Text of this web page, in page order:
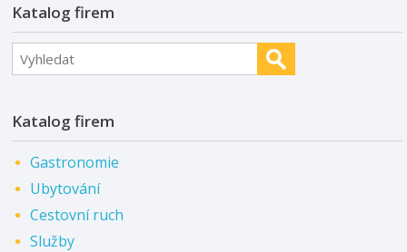
Katalog firem
Katalog firem
Gastronomie
Ubytování
Cestovní ruch
Služby